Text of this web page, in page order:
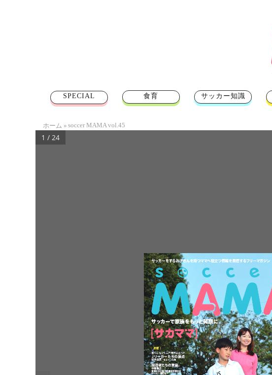
SPECIAL 食育 サッカー知識
ホーム » soccer MAMA vol.45
｜連載｜
彼らにもジュニア時代はあった
Ｊリーガーたちの原点
鈴木徳真 セレッソ大阪
指導者たちの言霊。
中務雅之
東海大学付属大阪仰星高等学校
サッカー部監督
サッカーで家族をもっと笑顔に。
サッカーをするお子さんを持つママへ 役立つ情報を発信するフリーマガジン
1 / 24